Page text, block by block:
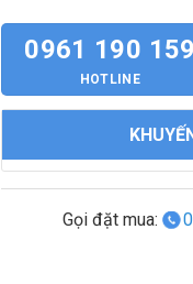
0961 190 159
HOTLINE
Gọi đặt mua: